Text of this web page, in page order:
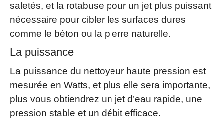
saletés, et la rotabuse pour un jet plus puissant
nécessaire pour cibler les surfaces dures
comme le béton ou la pierre naturelle.
La puissance
La puissance du nettoyeur haute pression est
mesurée en Watts, et plus elle sera importante,
plus vous obtiendrez un jet d’eau rapide, une
pression stable et un débit efficace.